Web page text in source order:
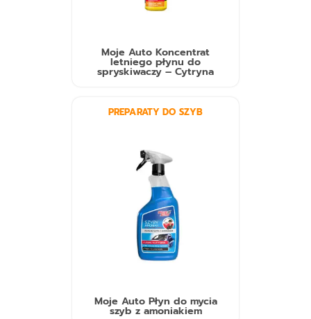
Moje Auto Koncentrat
letniego płynu do
spryskiwaczy – Cytryna
PREPARATY DO SZYB
Moje Auto Płyn do mycia
szyb z amoniakiem